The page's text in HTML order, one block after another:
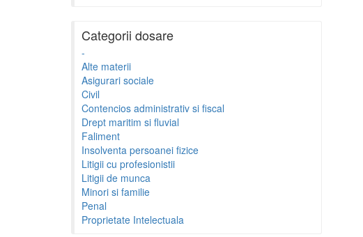
Categorii dosare
-
Alte materii
Asigurari sociale
Civil
Contencios administrativ si fiscal
Drept maritim si fluvial
Faliment
Insolventa persoanei fizice
Litigii cu profesionistii
Litigii de munca
Minori si familie
Penal
Proprietate Intelectuala